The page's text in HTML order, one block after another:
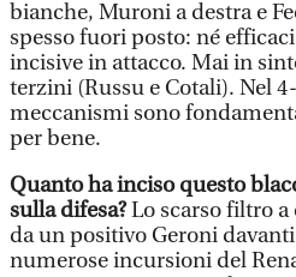
bianche, Muroni a destra e
spesso fuori posto: né
incisive in attacco. Mai in
terzini (Russu e Cotali). Nel
meccanismi sono
per bene.
Quanto ha inciso questo
sulla difesa?Lo scarso filtro
da un positivo Geroni
numerose incursioni del